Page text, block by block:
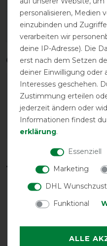
Wasch- und
Qualitätsstufen
Reißfestigkeit
personalisieren, Medien
einzubinden und
verarbeiten wir
deine IP-Adresse). Die
erst nach dem Setzen
deiner Einwilligung
Interesses geschehen.
Zustimmung erteilen
jederzeit ändern oder
Informationen findest
erklärung.
Essenziell
Marketing
DHL
Funktional
ALLE